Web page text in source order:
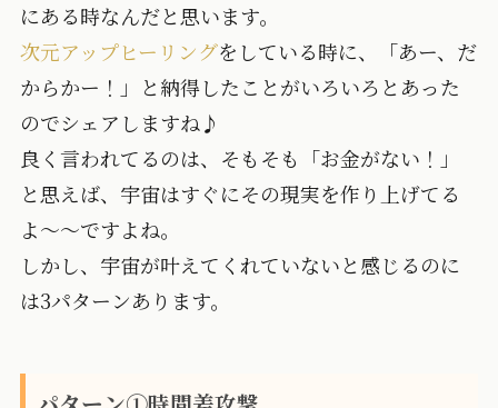
にある時なんだと思います。
次元アップヒーリングをしている時に、「あー、だ
からかー！」と納得したことがいろいろとあった
のでシェアしますね♪
良く言われてるのは、そもそも「お金がない！」
と思えば、宇宙はすぐにその現実を作り上げてる
よ〜〜ですよね。
しかし、宇宙が叶えてくれていないと感じるのに
は3パターンあります。